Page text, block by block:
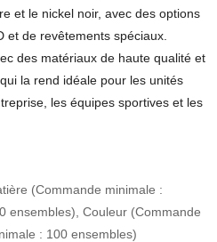
et le nickel noir, avec des options
et de revêtements spéciaux.
des matériaux de haute qualité et
la rend idéale pour les unités
les équipes sportives et les
(Commande minimale :
ensembles), Couleur (Commande
: 100 ensembles)